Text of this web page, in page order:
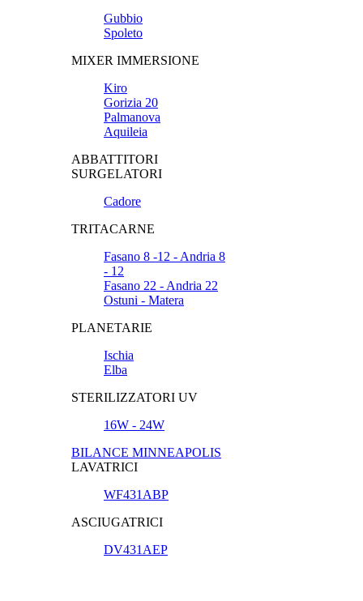
Gubbio
Spoleto
MIXER IMMERSIONE
Kiro
Gorizia 20
Palmanova
Aquileia
ABBATTITORI
SURGELATORI
Cadore
TRITACARNE
Fasano 8 -12 - Andria 8
- 12
Fasano 22 - Andria 22
Ostuni - Matera
PLANETARIE
Ischia
Elba
STERILIZZATORI UV
16W - 24W
BILANCE MINNEAPOLIS
LAVATRICI
WF431ABP
ASCIUGATRICI
DV431AEP